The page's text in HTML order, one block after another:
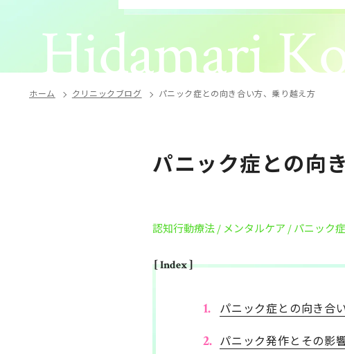
Hidamari
ホーム クリニックブログ パニック症との向き合い方、乗り越え方
パニック症との向
認知行動療法/ メンタルケア / パニック
[ Index ]
パニック症との向き合
パニック発作とその影